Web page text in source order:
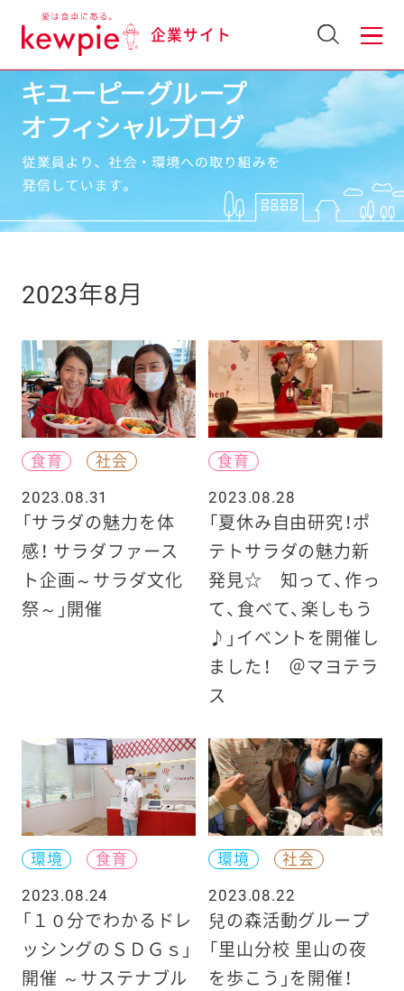
企業サイト
2023年8月
食育
社会
2023.08.31
「サラダの魅力を体
感！ サラダファース
ト企画～サラダ文化
祭～」開催
食育
2023.08.28
「夏休み自由研究！ポ
テトサラダの魅力新
発見☆ 知って、作っ
て、食べて、楽しもう
♪」イベントを開催し
ました！ ＠マヨテラ
ス
環境
食育
2023.08.24
「１０分でわかるドレ
ッシングのＳＤＧｓ」
開催 ～サステナブル
環境
社会
2023.08.22
兒の森活動グループ
「里山分校 里山の夜
を歩こう」を開催！